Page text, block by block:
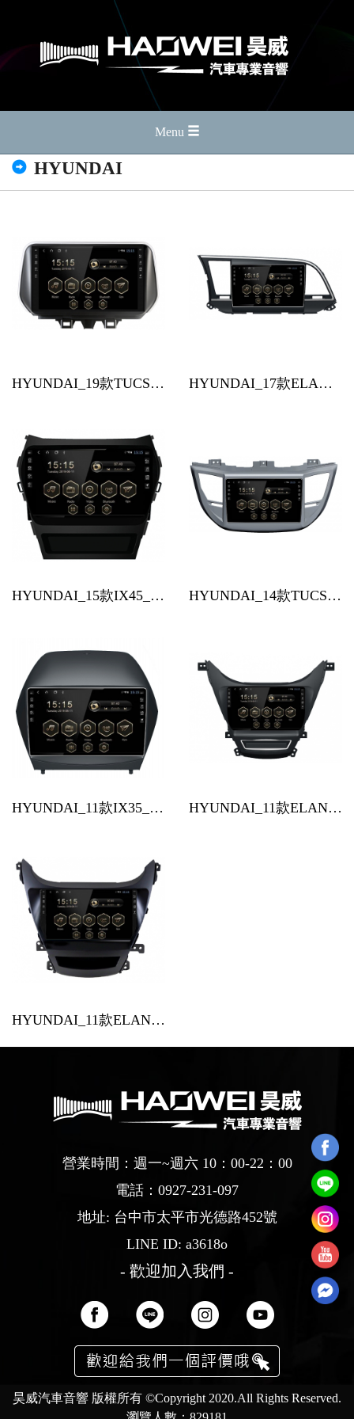
Menu
HYUNDAI
HYUNDAI_19款TUCSUN_(2018~今)_10.1吋安卓機 HYUNDAI_17款ELANTRA_(2017~今)_9吋安卓機
HYUNDAI_15款IX45_(2015~今)_9吋安卓機 HYUNDAI_14款TUCSON_(2014~今)_9吋安卓機
HYUNDAI_11款IX35_(2011~今)_10.1吋安卓機 HYUNDAI_11款ELANTRA_(2011~2013)_9吋安卓機
HYUNDAI_11款ELANTRA EX_(2013~2016)_9吋安卓機
營業時間：週一~週六 10：00-22：00
電話： 0927-231-097
地址: 台中市太平市光德路452號
LINE ID: a3618o
- 歡迎加入我們 -
昊威汽車音響 版權所有 ©Copyright 2020.All Rights Reserved.